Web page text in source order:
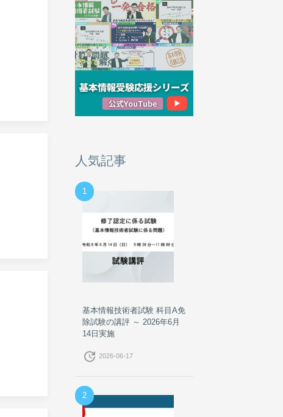
人気記事
1
基本情報技術者試験 科目A免
除試験の講評 ～ 2026年6月
14日実施
update 2026-06-17
2